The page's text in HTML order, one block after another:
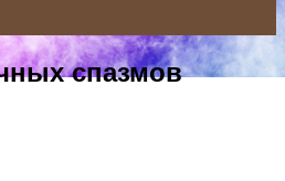
спазмов